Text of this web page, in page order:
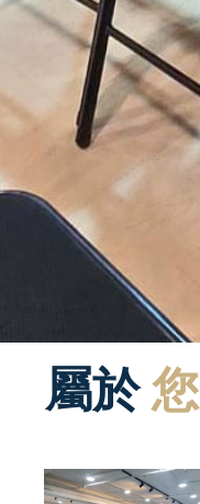
屬於您